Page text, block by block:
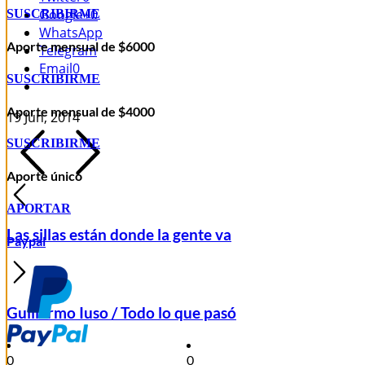
Google+0
WhatsApp
Telegram
Email0
19 Jun, 2014
Las sillas están donde la gente va
Guillermo Iuso / Todo lo que pasó
0 0
SUSCRIBIRME
Aporte mensual de $6000
SUSCRIBIRME
Aporte mensual de $4000
SUSCRIBIRME
Aporte único
APORTAR
Paypal